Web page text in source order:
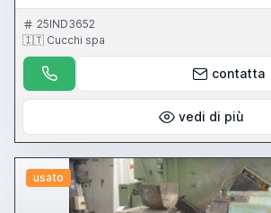
25IND3652
🇮🇹 Cucchi spa
contatta
vedi di più
usato